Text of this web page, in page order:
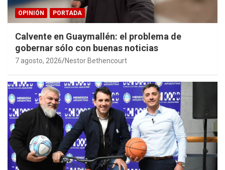
OPINIÓN PORTADA
Calvente en Guaymallén: el problema de
gobernar sólo con buenas noticias
7 agosto, 2026 Nestor Bethencourt